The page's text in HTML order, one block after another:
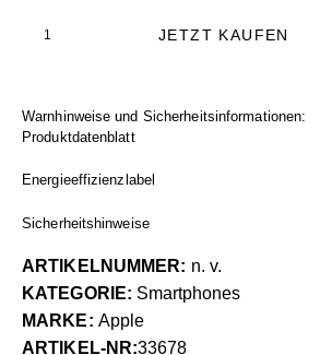
JETZT KAUFEN
Warnhinweise und Sicherheitsinformationen:
Produktdatenblatt
Energieeffizienzlabel
Sicherheitshinweise
ARTIKELNUMMER: n. v.
KATEGORIE: Smartphones
MARKE: Apple
ARTIKEL-NR:33678